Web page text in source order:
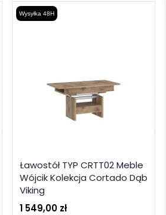
Wysyłka 48H
Ławostół TYP CRTT02 Meble
Wójcik Kolekcja Cortado Dąb
Viking
1 549,00 zł